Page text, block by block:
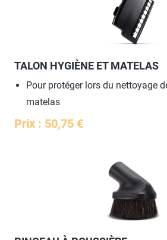
TALON HYGIÈNE ET MATELAS
Pour protéger lors du nettoyage
matelas
Prix : 50,75 €